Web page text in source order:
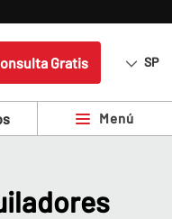
Gratis SP
Menú